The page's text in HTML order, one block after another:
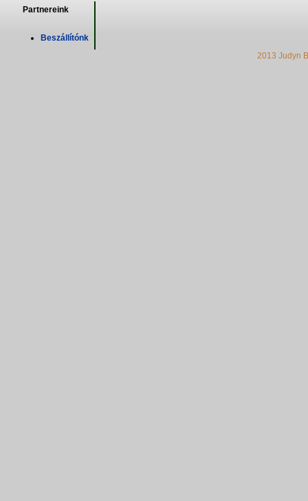
Partnereink
Beszállítónk
2013 Judyn